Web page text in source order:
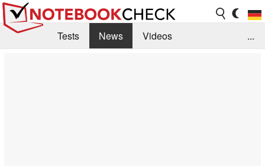
Tests News
Videos
...